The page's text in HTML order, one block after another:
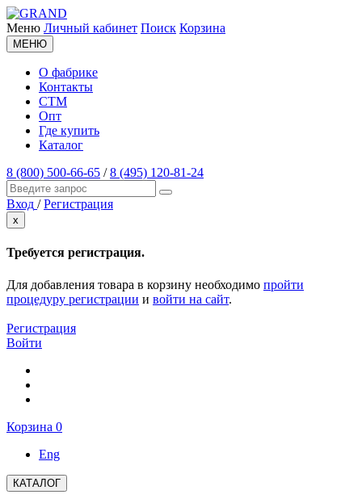
Меню Личный кабинет Поиск Корзина
МЕНЮ
О фабрике
Контакты
СТМ
Опт
Где купить
Каталог
8 (800) 500-66-65 /8 (495) 120-81-24
Вход / Регистрация
x
Требуется регистрация.
Для добавления товара в корзину необходимо пройти
процедуру регистрации и войти на сайт.
Регистрация
Войти
Корзина 0
Eng
КАТАЛОГ